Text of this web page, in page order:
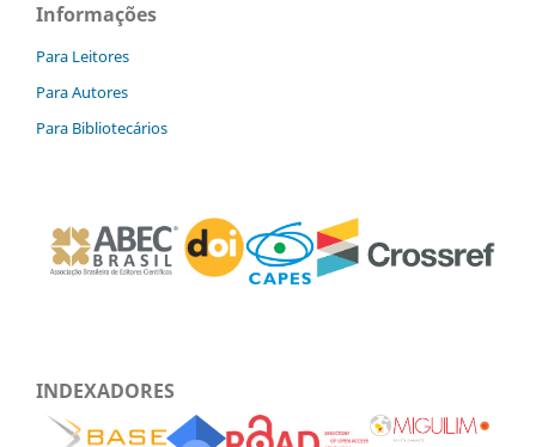
Informações
Para Leitores
Para Autores
Para Bibliotecários
INDEXADORES